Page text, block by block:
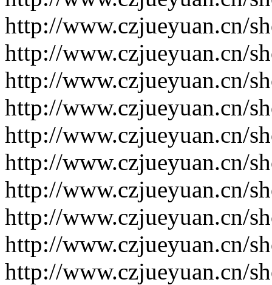
http://www.czjueyuan.cn/
http://www.czjueyuan.cn/
http://www.czjueyuan.cn/
http://www.czjueyuan.cn/
http://www.czjueyuan.cn/
http://www.czjueyuan.cn/
http://www.czjueyuan.cn/
http://www.czjueyuan.cn/
http://www.czjueyuan.cn/
http://www.czjueyuan.cn/